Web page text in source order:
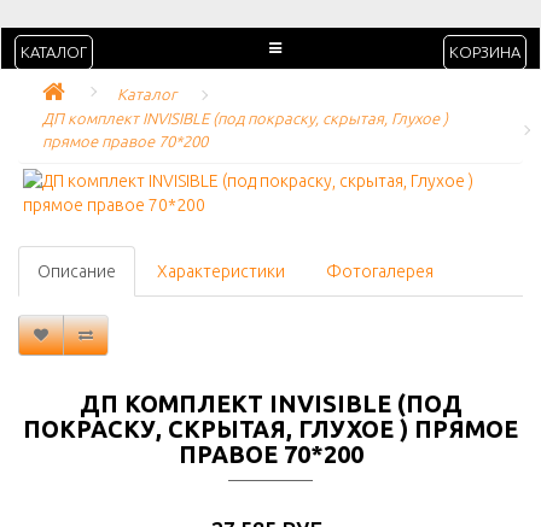
КАТАЛОГ КОРЗИНА
Каталог
ДП комплект INVISIBLE (под покраску, скрытая, Глухое )
прямое правое 70*200
Описание Характеристики Фотогалерея
ДП КОМПЛЕКТ INVISIBLE (ПОД
ПОКРАСКУ, СКРЫТАЯ, ГЛУХОЕ ) ПРЯМОЕ
ПРАВОЕ 70*200